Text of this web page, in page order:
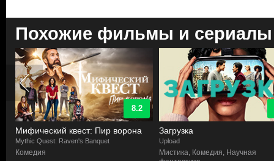
Похожие фильмы и сериалы
8.2
Мифический квест: Пир ворона
Mythic Quest: Raven's Banquet
Комедия
Загрузка
Upload
Мистика, Комедия, Научная